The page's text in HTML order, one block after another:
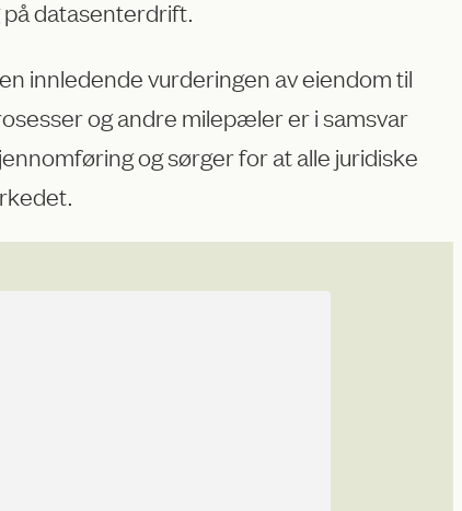
datasenterdrift.
innledende vurderingen av eiendom til
og andre milepæler er i samsvar
og sørger for at alle juridiske